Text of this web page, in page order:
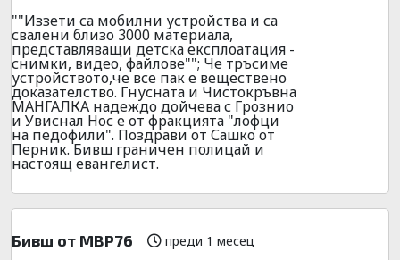
""Иззети са мобилни устройства и са
свалени близо 3000 материала,
представляващи детска експлоатация -
снимки, видео, файлове""; Че тръсиме
устройството,че все пак е веществено
доказателство. Гнусната и Чистокръвна
МАНГАЛКА надеждо дойчева с Грознио
и Увиснал Нос е от фракцията "лофци
на педофили". Поздрави от Сашко от
Перник. Бивш граничен полицай и
настоящ евангелист.
Бивш от МВР76 преди 1 месец